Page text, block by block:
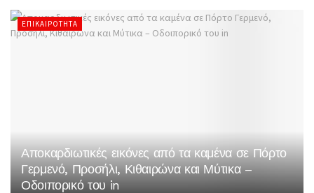
ΕΠΙΚΑΙΡΌΤΗΤΑ
Αποκαρδιωτικές εικόνες από τα καμένα σε Πόρτο
Γερμενό, Προσήλι, Κιθαιρώνα και Μύτικα –
Οδοιπορικό του in